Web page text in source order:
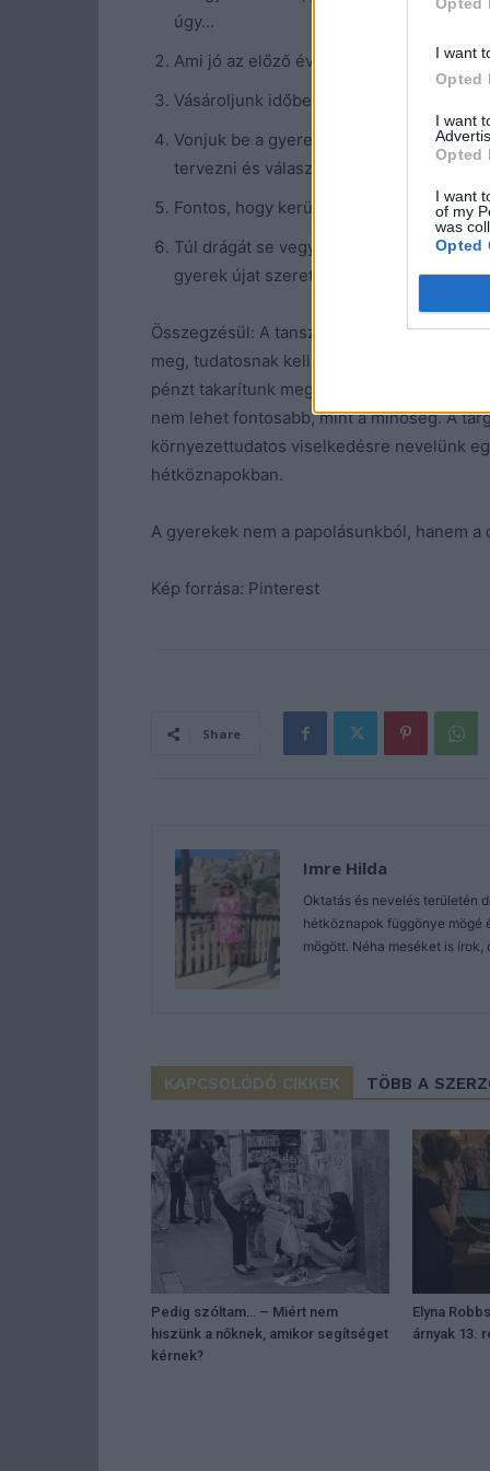
I want
Opted
I want
Opted
I want
of my
was
Opted
úgy…
Ami jó az előző évről, használjuk, nem
Vásároljunk időben, hogy elkerüljük a
Vonjuk be a gyereket, de ne azért, hogy
tervezni és választani. (Nem könnyű, de
Fontos, hogy kerüljük a gagyi, pár
Túl drágát se vegyünk, mert rossz
gyerek újat szeretne és nem tágít.
Összegzésül: A tanszervásárlás lehet
meg, tudatosnak kell maradnunk a
pénzt takarítunk meg, hanem életre szóló
nem lehet fontosabb, mint a minőség. A
környezettudatos viselkedésre nevelünk
hétköznapokban.
A gyerekek nem a papolásunkból, hanem
Kép forrása: Pinterest
Share
Imre Hilda
Oktatás és nevelés területén
hétköznapok függönye mögé
mögött. Néha meséket is
KAPCSOLÓDÓ CIKKEK TÖBB A
Pedig szóltam… – Miért nem
hiszünk a nőknek, amikor segítséget
kérnek?
Elyna
árnyak 13.